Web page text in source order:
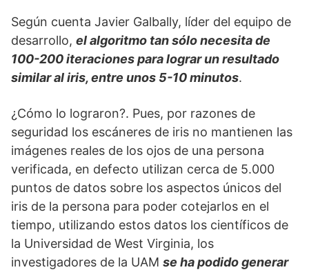
Según cuenta Javier Galbally, líder del equipo de
desarrollo, el algoritmo tan sólo necesita de
100-200 iteraciones para lograr un resultado
similar al iris, entre unos 5-10 minutos.
¿Cómo lo lograron?. Pues, por razones de
seguridad los escáneres de iris no mantienen las
imágenes reales de los ojos de una persona
verificada, en defecto utilizan cerca de 5.000
puntos de datos sobre los aspectos únicos del
iris de la persona para poder cotejarlos en el
tiempo, utilizando estos datos los científicos de
la Universidad de West Virginia, los
investigadores de la UAM se ha podido generar